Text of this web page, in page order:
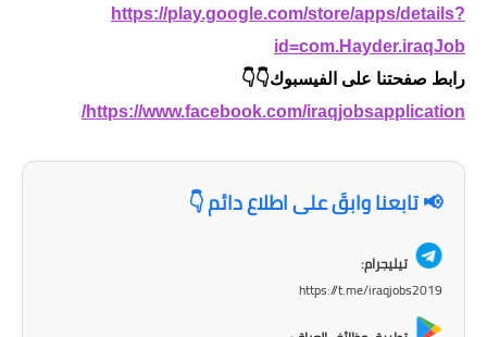
المرحلة المتوسطة
دروس
المرحلة الابتدائية
المرحلة المتوسطة
https://play.google.com/store/apps/details?
id=com.Hayder.iraqJob
رابط صفحتنا على الفيسبوك👇👇
https://www.facebook.com/iraqjobsapplication/
📢 تابعنا وابقَ على اطلاع دائم 👇
تيليجرام:
https://t.me/iraqjobs2019